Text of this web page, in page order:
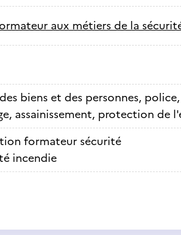
aux métiers de la
biens et des personnes,
assainissement, protection de
formateur sécurité
incendie